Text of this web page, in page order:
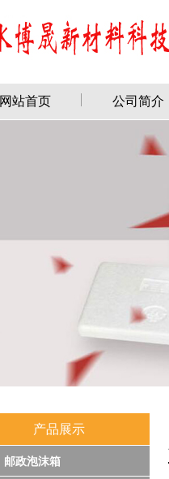
网站首页 公司简介
产品展示
邮政泡沫箱